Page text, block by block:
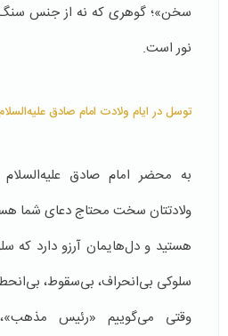
سخن»؛ گوهری که نه از جنس
نور است.
توسل در ایام ولادت امام صادق
به محضر امام صادق
ولادتتان سخت محتاج دعای شما
هستید و دل‌هایمان آرزو دارد که
سلوکی بی‌انحراف، بی‌سقوط،
وقتی می‌گوییم «رئیس